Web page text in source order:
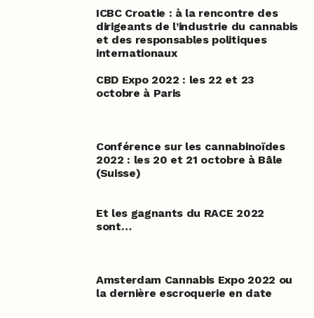
ICBC Croatie : à la rencontre des
dirigeants de l’industrie du cannabis
et des responsables politiques
internationaux
CBD Expo 2022 : les 22 et 23
octobre à Paris
Conférence sur les cannabinoïdes
2022 : les 20 et 21 octobre à Bâle
(Suisse)
Et les gagnants du RACE 2022
sont…
Amsterdam Cannabis Expo 2022 ou
la dernière escroquerie en date